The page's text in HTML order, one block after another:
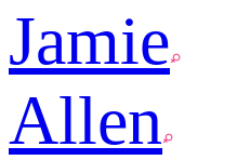
Jamie
Allen